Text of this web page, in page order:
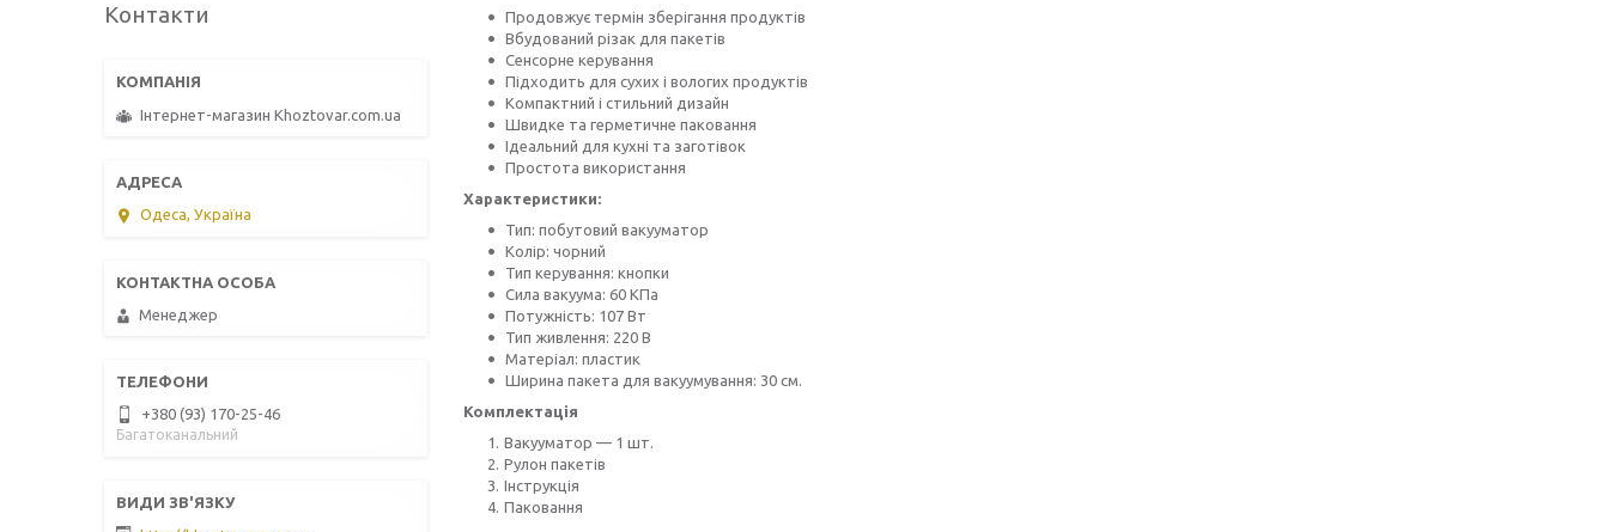
Продовжує термін зберігання продуктів
Вбудований різак для пакетів
Сенсорне керування
Підходить для сухих і вологих продуктів
Компактний і стильний дизайн
Швидке та герметичне паковання
Ідеальний для кухні та заготівок
Простота використання
Характеристики:
Тип: побутовий вакууматор
Колір: чорний
Тип керування: кнопки
Сила вакуума: 60 ​​КПа
Потужність: 107 Вт
Тип живлення: 220 В
Матеріал: пластик
Ширина пакета для вакуумування: 30 см.
Комплектація
Вакууматор — 1 шт.
Рулон пакетів
Інструкція
Паковання
Контакти
Інтернет-магазин Khoztovar.com.ua
Одеса, Україна
Менеджер
+380 (93) 170-25-46
Багатоканальний